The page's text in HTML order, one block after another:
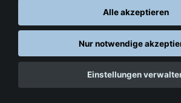
© Springer-Verlag GmbH. Part of Springer Nature •
Alle akzeptieren
Nur notwendige
Einstellungen